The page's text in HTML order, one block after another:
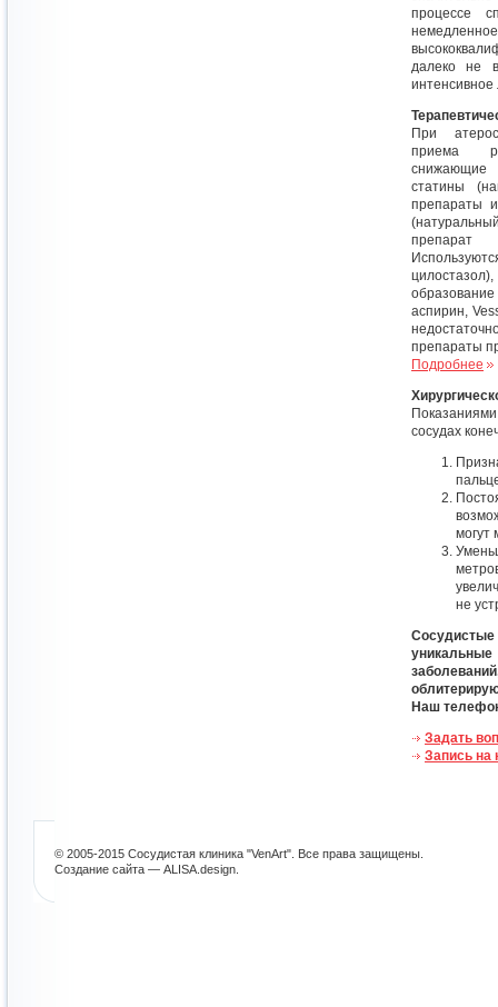
процессе
далеко не
При
приема
статины
препараты
аспирин,
препараты
Подробнее
сосудах
могут
не
уникальные
Наш
Задать
Запись на
© 2005-2015 Сосудистая клиника "VenArt". Все права защищены.
Создание сайта — ALISA.design